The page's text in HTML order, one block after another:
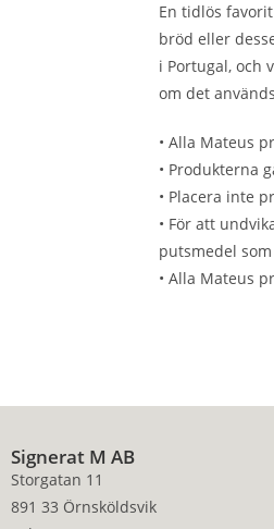
En tidlös
bröd eller
i Portugal, och
om det
• Alla Mateus
• Produkterna
• Placera inte
• För att
putsmedel
• Alla Mateus
Signerat M AB
Storgatan 11
891 33 Örnsköldsvik